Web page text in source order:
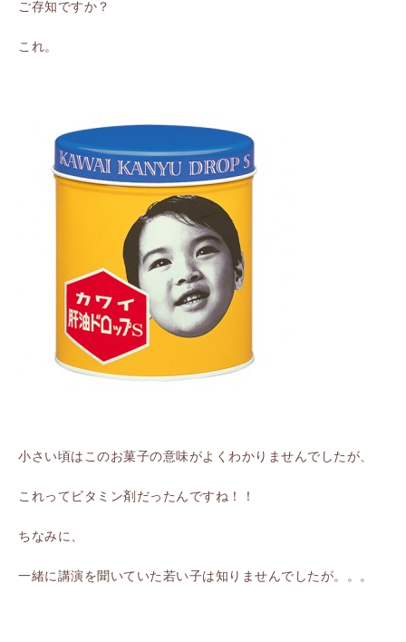
ご存知ですか？
これ。
小さい頃はこのお菓子の意味がよくわかりませんでしたが、
これってビタミン剤だったんですね！！
ちなみに、
一緒に講演を聞いていた若い子は知りませんでしたが。。。